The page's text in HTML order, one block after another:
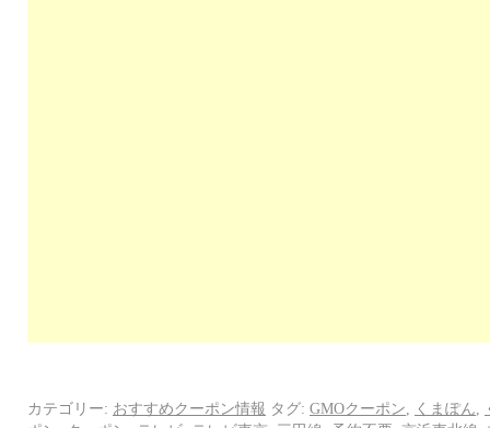
カテゴリー: おすすめクーポン情報 タグ: GMOクーポン くまぽん